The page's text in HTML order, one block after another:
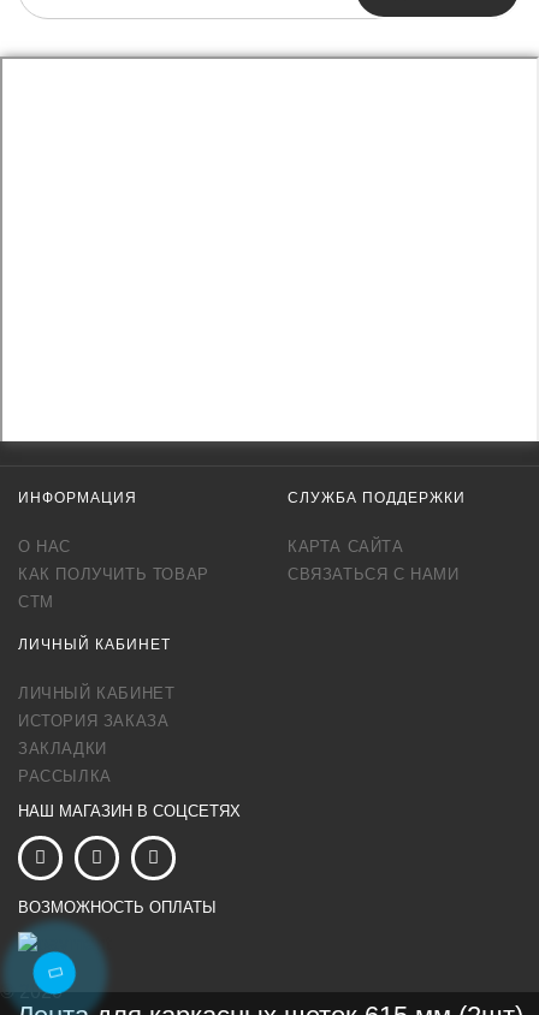
ИНФОРМАЦИЯ
О НАС
КАК ПОЛУЧИТЬ ТОВАР
СТМ
СЛУЖБА ПОДДЕРЖКИ
КАРТА САЙТА
СВЯЗАТЬСЯ С НАМИ
ЛИЧНЫЙ КАБИНЕТ
ЛИЧНЫЙ КАБИНЕТ
ИСТОРИЯ ЗАКАЗА
ЗАКЛАДКИ
РАССЫЛКА
НАШ МАГАЗИН В СОЦСЕТЯХ
ВОЗМОЖНОСТЬ ОПЛАТЫ
© 2020